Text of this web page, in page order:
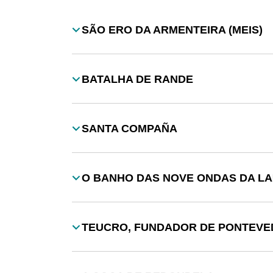
Título
SÃO ERO DA ARMENTEIRA (MEIS)
Título
BATALHA DE RANDE
Título
SANTA COMPAÑA
Título
O BANHO DAS NOVE ONDAS DA
Título
TEUCRO, FUNDADOR DE